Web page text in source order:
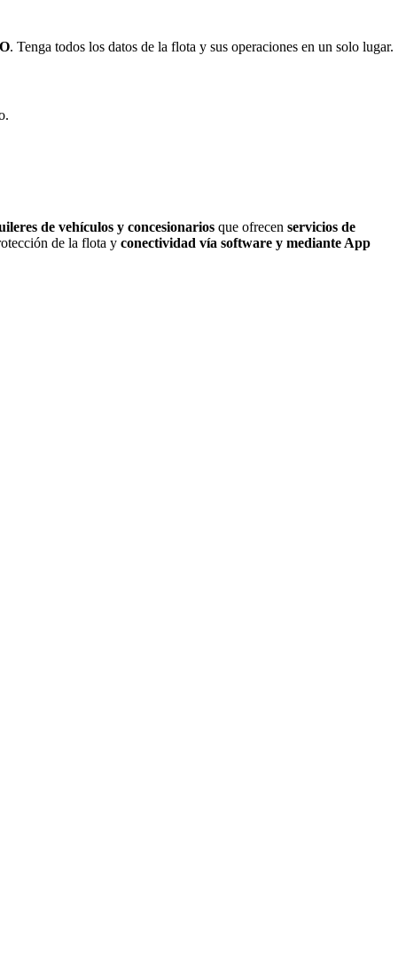
. Tenga todos los datos de la flota y sus operaciones en un solo lugar.
de vehículos y concesionarios que ofrecen servicios de
de la flota y conectividad vía software y mediante App